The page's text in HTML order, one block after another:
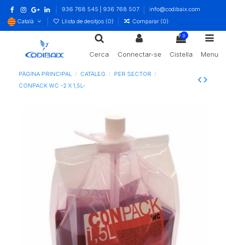
936 768 545 | 936 768 507
info@codibaix.com
Català
Llista de desitjos (0) Comparar (0)
Cerca Connectar-se
0
Cistella Menu
PÀGINA PRINCIPAL CATÀLEG
PER SECTOR
CONPACK WC -2 X 1,5L-